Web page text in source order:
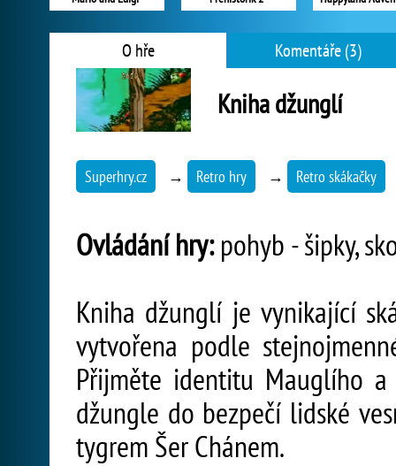
O hře Komentáře (3)
Kniha džunglí
Superhry.cz → Retro hry → Retro skákačky
Ovládání hry:pohyb - šipky,
Kniha džunglí je vynikající
vytvořena podle
Přijměte identitu Mauglího
džungle do bezpečí lidské
tygrem Šer Chánem.